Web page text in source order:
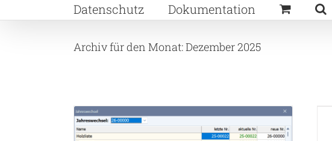
Datenschutz
Dokumentation
Archiv für den Monat:Dezember 2025
Kanban-Board
TiList